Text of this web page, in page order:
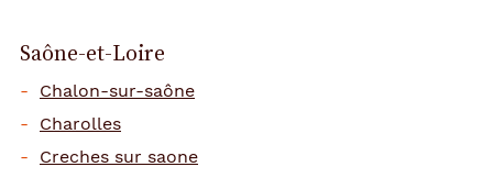
Saône-et-Loire
Chalon-sur-saône
Charolles
Creches sur saone